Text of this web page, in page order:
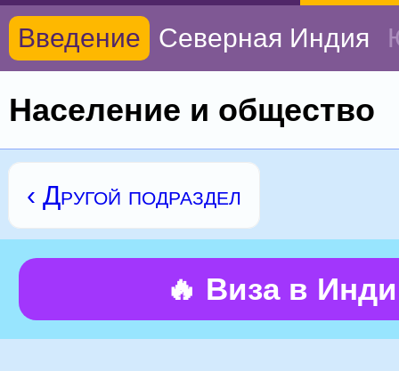
Введение Северная Индия
Население и общество
‹ Другой подраздел
🔥 Виза в